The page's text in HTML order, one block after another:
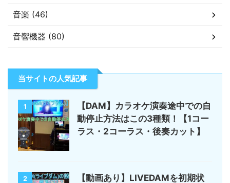
音楽 (46)
音響機器 (80)
当サイトの人気記事
1
【DAM】カラオケ演奏途中での自
動停止方法はこの3種類！【1コー
ラス・2コーラス・後奏カット】
2
【動画あり】LIVEDAMを初期状